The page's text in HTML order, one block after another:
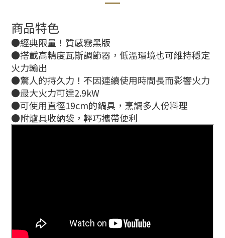
商品特色
●經典限量！質感霧黑版
●搭載高精度瓦斯調節器，低溫環境也可維持穩定
火力輸出
●驚人的持久力！不因連續使用時間長而影響火力
●最大火力可達2.9kW
●可使用直徑19cm的鍋具，烹調多人份料理
●附爐具收納袋，輕巧攜帶便利